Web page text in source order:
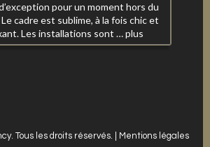
pour un moment hors du
cadre est sublime, à la fois chic et
Les installations sont … plus
Tous les droits réservés. | Mentions légales